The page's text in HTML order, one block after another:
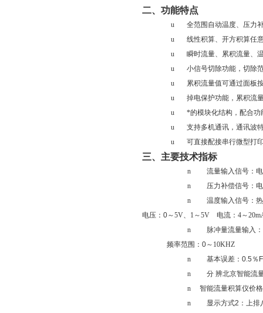
二、功能特点
u 全范围自动温度、压力
u 线性积算、开方积算任
u 瞬时流量、累积流量、
u 小信号切除功能，切除
u
累积流量值可通过面板
u 掉电保护功能，累积流
u *的模块化结构，配合
u 支持多机通讯，通讯波
u 可直接配接串行微型打
三、主要技术指标
n 流量输入信号：
n
压力补偿信号：
n 温度输入信号：
电压： 0～5V、1～5V 电流：4～
n
脉冲量流量输入
频率范围： 0～10KHZ
n 基本误差： 0.5 ％
n 分 辨北京智能流
n 智能流量积算仪价格
n
显示方式2 ：上